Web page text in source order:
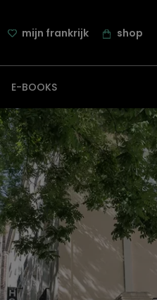
mijn frankrijk shop
over frankrijk.nl
samenwerking
contact
E-BOOKS